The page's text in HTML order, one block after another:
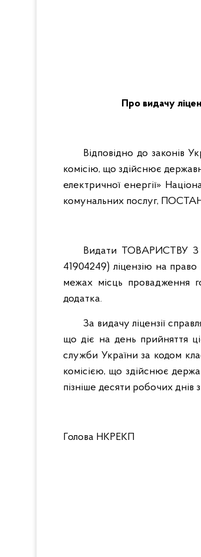
Про видачу
Відповідно до законів
комісію, що здійснює
електричної енергії»
комунальних послуг,
Видати ТОВАРИСТВУ
41904249) ліцензію на право
межах місць провадження
додатка.
За видачу ліцензії
що діє на день прийняття
служби України за кодом
комісією, що здійснює
пізніше десяти робочих
Голова НКРЕКП